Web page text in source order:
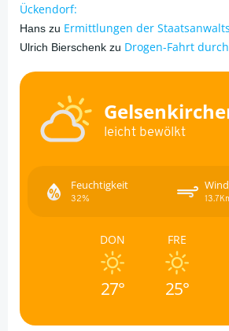
Ückendorf:
Hans zu Ermittlungen der
Ulrich Bierschenk zu Drogen-Fahrt
leicht bewölkt
Feuchtigkeit
32%
DON
27°
FRE
25°